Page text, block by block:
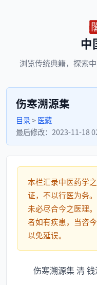
中
浏览传统典籍， 探索
伤寒溯源集
目录>医藏
最后修改： 2023-11-18
本栏汇录中医药学
证，不以行医为务
未必尽合今之医理
者如有疾患，当咨
以免延误。
伤寒溯源集 清 钱